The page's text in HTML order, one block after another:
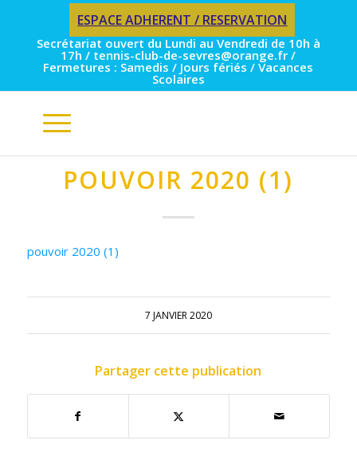
ESPACE ADHERENT / RESERVATION
Secrétariat ouvert du Lundi au Vendredi de 10h à
17h / tennis-club-de-sevres@orange.fr /
Fermetures : Samedis / Jours fériés / Vacances
Scolaires
POUVOIR 2020 (1)
pouvoir 2020 (1)
7 JANVIER 2020
Partager cette publication